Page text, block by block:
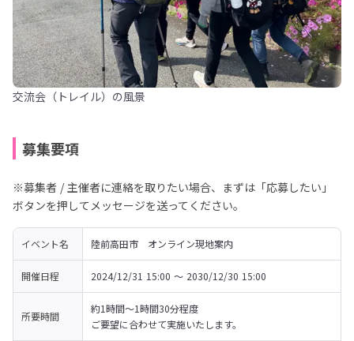
交流会（トレイル）の風景
募集要項
※募集者 / 主催者に連絡を取りたい場合、まずは「応募したい」
ボタンを押してメッセージを送ってください。
イベント名 陸前高田市　オンライン現地案内
開催日程 2024/12/31 15:00 〜 2030/12/30 15:00
所要時間
約1時間～1時間30分程度
ご要望に合わせて実施いたします。